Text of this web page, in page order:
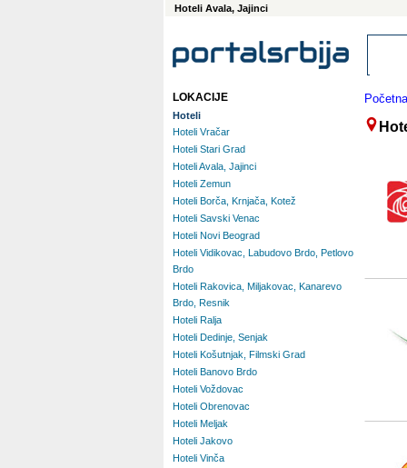
Hoteli Avala, Jajinci
Početna
LOKACIJE
Hoteli
Hoteli Vračar
Hoteli Stari Grad
Hoteli Avala, Jajinci
Hoteli Zemun
Hoteli Borča, Krnjača, Kotež
Hoteli Savski Venac
Hoteli Novi Beograd
Hoteli Vidikovac, Labudovo Brdo, Petlovo
Brdo
Hoteli Rakovica, Miljakovac, Kanarevo
Brdo, Resnik
Hoteli Ralja
Hoteli Dedinje, Senjak
Hoteli Košutnjak, Filmski Grad
Hoteli Banovo Brdo
Hoteli Voždovac
Hoteli Obrenovac
Hoteli Meljak
Hoteli Jakovo
Hoteli Vinča